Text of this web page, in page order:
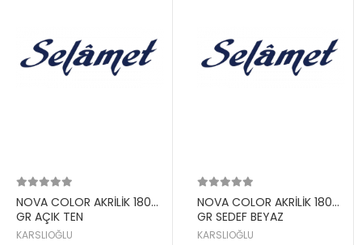
NOVA COLOR AKRİLİK 180
GR AÇIK TEN
KARSLIOĞLU
NOVA COLOR AKRİLİK 180
GR SEDEF BEYAZ
KARSLIOĞLU